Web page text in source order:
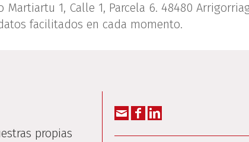
1, Calle 1, Parcela 6. 48480
facilitados en cada momento.
propias